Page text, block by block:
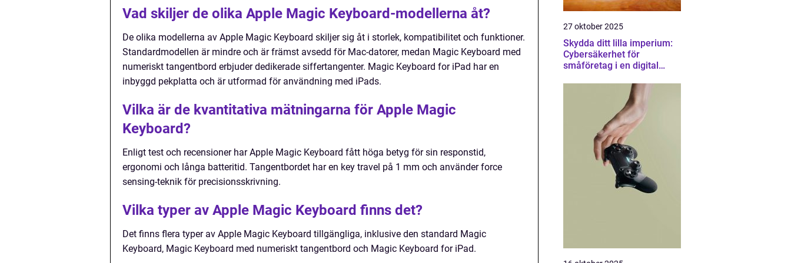
Vad skiljer de olika Apple Magic Keyboard-modellerna åt?
De olika modellerna av Apple Magic Keyboard skiljer sig åt i storlek, kompatibilitet och funktioner.
Standardmodellen är mindre och är främst avsedd för Mac-datorer, medan Magic Keyboard med
numeriskt tangentbord erbjuder dedikerade siffertangenter. Magic Keyboard for iPad har en
inbyggd pekplatta och är utformad för användning med iPads.
Vilka är de kvantitativa mätningarna för Apple Magic
Keyboard?
Enligt test och recensioner har Apple Magic Keyboard fått höga betyg för sin responstid,
ergonomi och långa batteritid. Tangentbordet har en key travel på 1 mm och använder force
sensing-teknik för precisionsskrivning.
Vilka typer av Apple Magic Keyboard finns det?
Det finns flera typer av Apple Magic Keyboard tillgängliga, inklusive den standard Magic
Keyboard, Magic Keyboard med numeriskt tangentbord och Magic Keyboard for iPad.
27 oktober 2025
Skydda ditt lilla imperium:
Cybersäkerhet för
småföretag i en digital